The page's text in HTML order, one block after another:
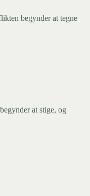
begynder at tegne
at stige, og